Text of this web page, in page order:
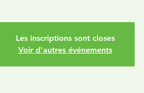
Les inscriptions sont closes
Voir d'autres événements